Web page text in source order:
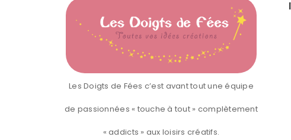
Les Doigts de Fées c’est avant tout une équipe
de passionnées « touche à tout » complètement
« addicts » aux loisirs créatifs.